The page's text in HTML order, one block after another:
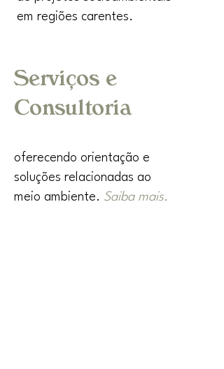
em regiões carentes.
Serviços e
Consultoria
oferecendo orientação e
soluções relacionadas ao
meio ambiente. Saiba mais.